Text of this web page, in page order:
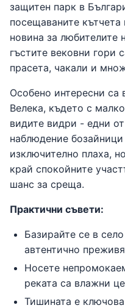
защитен парк в
посещаваните
новина за любителите
гъстите вековни гори
прасета, чакали и
Особено интересни са
Велека, където с
видите видри - едни
наблюдение
изключително плаха,
край спокойните
шанс за среща.
Практични съвети:
Базирайте се в
автентично
Носете
реката са влажни
Тишината е